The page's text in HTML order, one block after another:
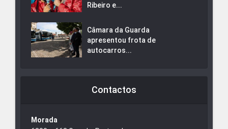
Ribeiro e...
Câmara da Guarda
apresentou frota de
autocarros...
Contactos
Morada